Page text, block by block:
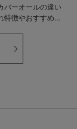
バーオールの違い
特徴やおすすめ商